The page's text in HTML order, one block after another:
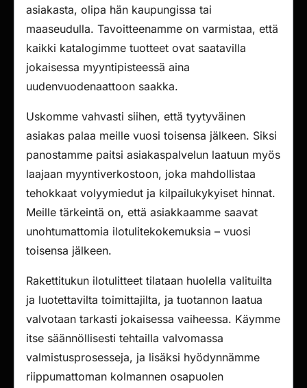
asiakasta, olipa hän kaupungissa tai
maaseudulla. Tavoitteenamme on varmistaa, että
kaikki katalogimme tuotteet ovat saatavilla
jokaisessa myyntipisteessä aina
uudenvuodenaattoon saakka.
Uskomme vahvasti siihen, että tyytyväinen
asiakas palaa meille vuosi toisensa jälkeen. Siksi
panostamme paitsi asiakaspalvelun laatuun myös
laajaan myyntiverkostoon, joka mahdollistaa
tehokkaat volyymiedut ja kilpailukykyiset hinnat.
Meille tärkeintä on, että asiakkaamme saavat
unohtumattomia ilotulitekokemuksia – vuosi
toisensa jälkeen.
Rakettitukun ilotulitteet tilataan huolella valituilta
ja luotettavilta toimittajilta, ja tuotannon laatua
valvotaan tarkasti jokaisessa vaiheessa. Käymme
itse säännöllisesti tehtailla valvomassa
valmistusprosesseja, ja lisäksi hyödynnämme
riippumattoman kolmannen osapuolen